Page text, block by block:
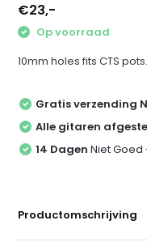
€23,-
Op voorraad
10mm holes fits CTS
Gratis verzending
Alle gitaren
14 Dagen Niet Goed
Productomschrijving